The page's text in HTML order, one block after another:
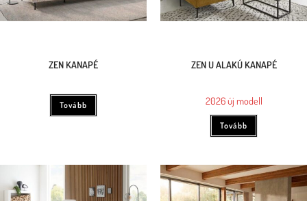
ZEN KANAPÉ
Tovább
ZEN U ALAKÚ KANAPÉ
2026 új modell
Tovább